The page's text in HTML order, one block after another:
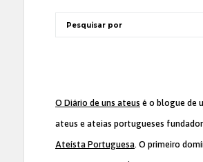
O Diário de uns ateus é o blogue de
ateus e ateias portugueses
Ateísta Portuguesa. O primeiro